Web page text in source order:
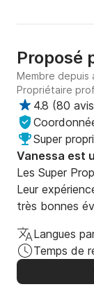
Proposé
Membre depuis
Propriétaire
4.8 (80 avis
Super
Vanessa est
Les Super
Leur
très bonnes
Langues
Temps de